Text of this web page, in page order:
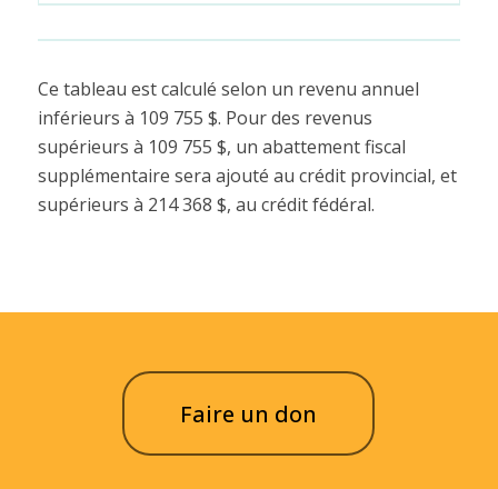
Ce tableau est calculé selon un revenu annuel
inférieurs à 109 755 $. Pour des revenus
supérieurs à 109 755 $, un abattement fiscal
supplémentaire sera ajouté au crédit provincial, et
supérieurs à 214 368 $, au crédit fédéral.
Faire un don